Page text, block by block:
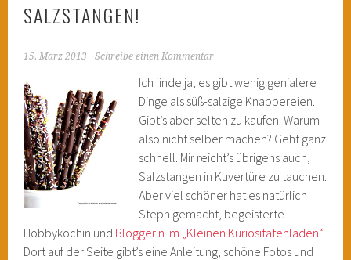
SALZSTANGEN!
15. März 2013 Schreibe einen Kommentar
Ich finde ja, es gibt wenig genialere
Dinge als süß-salzige Knabbereien.
Gibt’s aber selten zu kaufen. Warum
also nicht selber machen? Geht ganz
schnell. Mir reicht’s übrigens auch,
Salzstangen in Kuvertüre zu tauchen.
Aber viel schöner hat es natürlich
Steph gemacht, begeisterte
Hobbyköchin und Bloggerin im „Kleinen Kuriositätenladen“.
Dort auf der Seite gibt’s eine Anleitung, schöne Fotos und